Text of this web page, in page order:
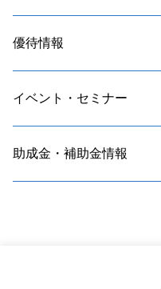
優待情報
イベント・セミナー
助成金・補助金情報